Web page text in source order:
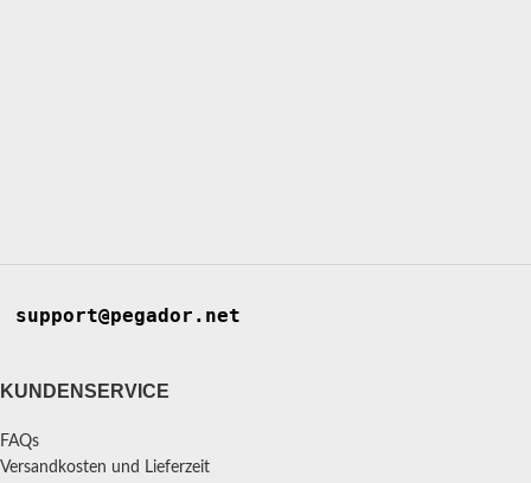
support@pegador.net
KUNDENSERVICE
FAQs
Versandkosten und Lieferzeit